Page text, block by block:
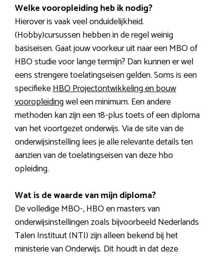
Welke vooropleiding heb ik nodig?
Hierover is vaak veel onduidelijkheid.
(Hobby)cursussen hebben in de regel weinig
basiseisen. Gaat jouw voorkeur uit naar een MBO of
HBO studie voor lange termijn? Dan kunnen er wel
eens strengere toelatingseisen gelden. Soms is een
specifiekeHBO Projectontwikkeling en bouw
vooropleidingwel een minimum. Een andere
methoden kan zijn een 18-plus toets of een diploma
van het voortgezet onderwijs. Via de site van de
onderwijsinstelling lees je alle relevante details ten
aanzien van de toelatingseisen van deze hbo
opleiding.
Wat is de waarde van mijn diploma?
De volledige MBO-, HBO en masters van
onderwijsinstellingen zoals bijvoorbeeld Nederlands
Talen Instituut (NTI) zijn alleen bekend bij het
ministerie van Onderwijs. Dit houdt in dat deze